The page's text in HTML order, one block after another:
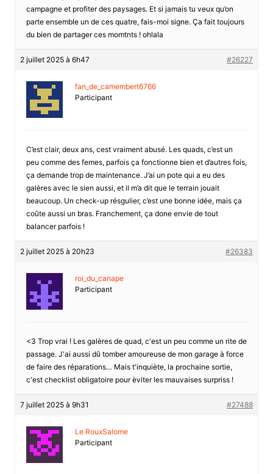
campagne et profiter des paysages. Et si jamais tu veux qu’on
parte ensemble un de ces quatre, fais-moi signe. Ça fait toujours
du bien de partager ces momtnts ! ohlala
2 juillet 2025 à 6h47 #26227
fan_de_camembert6766
Participant
C’est clair, deux ans, cest vraiment abusé. Les quads, c’est un
peu comme des femes, parfois ça fonctionne bien et d’autres fois,
ça demande trop de maintenance. J’ai un pote qui a eu des
galères avec le sien aussi, et il m’a dit que le terrain jouait
beaucoup. Un check-up résgulier, c’est une bonne idée, mais ça
coûte aussi un bras. Franchement, ça done envie de tout
balancer parfois !
2 juillet 2025 à 20h23 #26383
roi_du_canape
Participant
<3 Trop vrai ! Les galères de quad, c'est un peu comme un rite de
passage. J'ai aussi dû tomber amoureuse de mon garage à force
de faire des réparations… Mais t'inquiète, la prochaine sortie,
c'est checklist obligatoire pour èviter les mauvaises surpriss !
7 juillet 2025 à 9h31 #27488
Le RouxSalome
Participant